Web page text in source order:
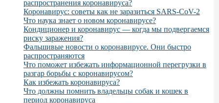
распространения коронавируса?
Коронавирус: советы как не заразиться SARS-CoV-2
Что наука знает о новом коронавирусе?
Кондиционер и коронавирус — когда мы подвергаемся
риску заражения?
Фальшивые новости о коронавирусе. Они быстро
распространяются
Что поможет избежать информационной перегрузки в
разгар борьбы с коронавирусом?
Как избежать коронавируса?
Что должны помнить владельцы собак и кошек в
период коронавируса